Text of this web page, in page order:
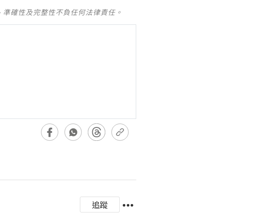
確性及完整性不負任何法律責任。
追蹤